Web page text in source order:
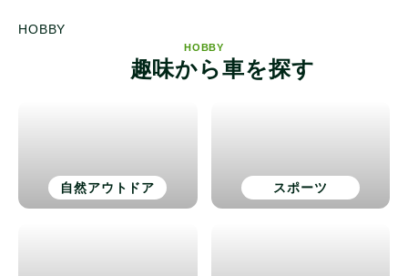
HOBBY
HOBBY
趣味から車を探す
自然アウトドア スポーツ